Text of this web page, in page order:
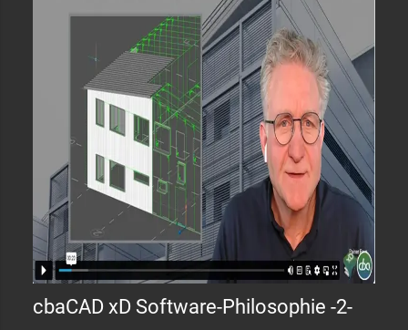
cbaCAD xD Software-Philosophie -2-